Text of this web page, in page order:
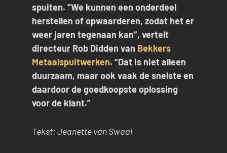
spuiten. “We kunnen een onderdeel
herstellen of opwaarderen, zodat het er
weer jaren tegenaan kan”, vertelt
directeur Rob Didden van Bekkers
Metaalspuitwerken. “Dat is niet alleen
duurzaam, maar ook vaak de snelste en
daardoor de goedkoopste oplossing
voor de klant.”
Tekst: Jeanette van Swaal